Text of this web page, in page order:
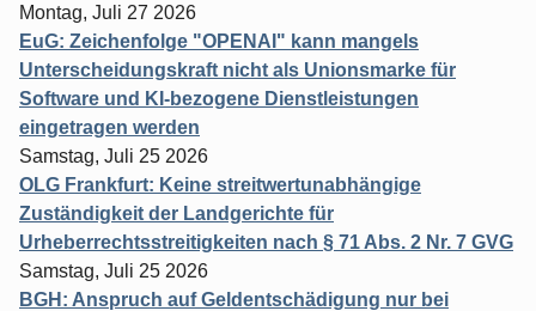
Montag, Juli 27 2026
EuG: Zeichenfolge "OPENAI" kann mangels
Unterscheidungskraft nicht als Unionsmarke für
Software und KI-bezogene Dienstleistungen
eingetragen werden
Samstag, Juli 25 2026
OLG Frankfurt: Keine streitwertunabhängige
Zuständigkeit der Landgerichte für
Urheberrechtsstreitigkeiten nach § 71 Abs. 2 Nr. 7 GVG
Samstag, Juli 25 2026
BGH: Anspruch auf Geldentschädigung nur bei